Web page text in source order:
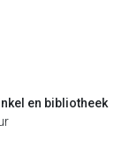
en bibliotheek